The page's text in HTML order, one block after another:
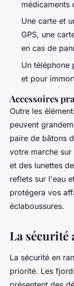
médicaments
Une carte et
GPS, une
en cas de
Un téléphone
et pour
Accessoires
Outre les
peuvent
paire de bâtons
votre marche
et des lunettes
reflets sur l'eau
protégera vos
éclaboussures.
La sécurité
La sécurité en
priorité. Les